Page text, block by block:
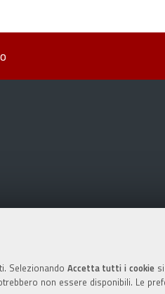
Selezionando Accetta tutti i cookiesi
non essere disponibili. Le